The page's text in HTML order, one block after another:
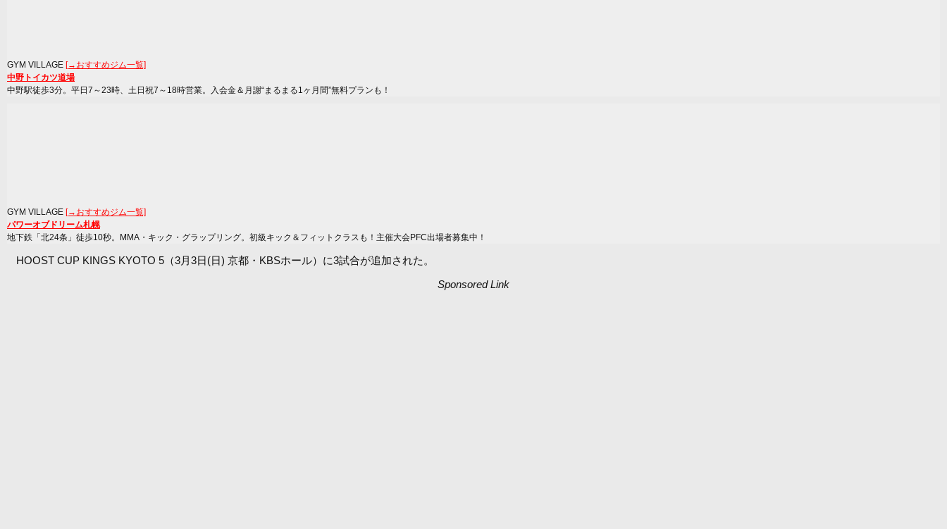
GYM VILLAGE [→おすすめジム一覧]
中野トイカツ道場
中野駅徒歩3分。平日7～23時、土日祝7～18時営業。入会金＆月謝“まるまる1ヶ月間”無料プランも！
GYM VILLAGE [→おすすめジム一覧]
パワーオブドリーム札幌
地下鉄「北24条」徒歩10秒。MMA・キック・グラップリング。初級キック＆フィットクラスも！主催大会PFC出場者募集中！
HOOST CUP KINGS KYOTO 5（3月3日(日) 京都・KBSホール）に3試合が追加された。
Sponsored Link